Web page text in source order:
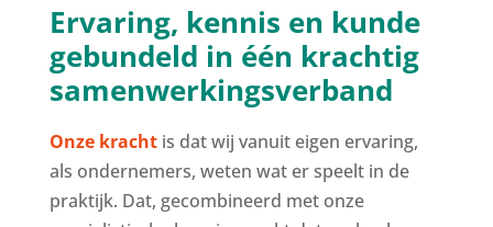
Ervaring, kennis en kunde
gebundeld in één krachtig
samenwerkingsverband
Onze krachtis dat wij vanuit eigen ervaring,
als ondernemers, weten wat er speelt in de
praktijk. Dat, gecombineerd met onze